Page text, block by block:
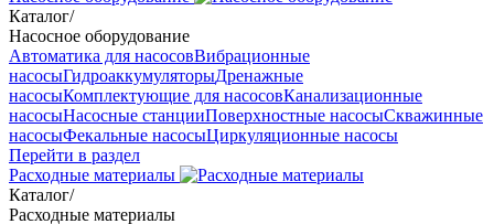
Каталог/
Насосное оборудование
Автоматика для насосовВибрационные
насосыГидроаккумуляторыДренажные
насосыКомплектующие для насосовКанализационные
насосыНасосные станцииПоверхностные насосыСкважинные
насосыФекальные насосыЦиркуляционные насосы
Перейти в раздел
Расходные материалы
Каталог/
Расходные материалы